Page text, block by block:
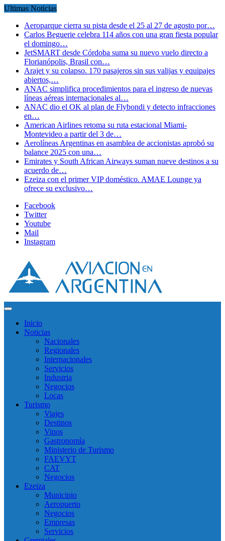
Ultimas Noticias
Aeroparque cierra su pista desde el 25 al 27 de agosto por…
Carlos Beguerie celebra 114 años con una gran fiesta popular
el domingo…
JetSMART desde Córdoba suma su nuevo vuelo directo a
Florianópolis, Brasil con…
Arajet y su colapso. 170 pasajeros sin sus valijas y equipajes
abiertos,…
ANAC simplifica procedimientos para el ingreso de nuevas
líneas aéreas internacionales al…
ANAC dio el OK al plan de Flybondi y detecto infracciones
en…
American Airlines retoma su ruta estacional Miami-
Montevideo a partir del 3 de…
Aerolíneas Argentinas en asamblea de accionistas aprobó su
balance 2025 con una…
Emirates y South African Airways suman nueve destinos a su
acuerdo de…
Ezeiza con el primer VIP doméstico. AMAE Lounge ya
ofrece su exclusivo…
Facebook
Twitter
Youtube
Mail
Instagram
Inicio
Noticias
Nacionales
Regionales
Internacionales
Servicios
Industria
Negocios
Locas
Turismo
Viajes
Destinos
Vinos
Gastronomía
Ministerio de Turismo
FAEVYT
CAT
Negocios
Ezeiza
Municipio
Aeropuerto
Negocios
Empresas
Servicios